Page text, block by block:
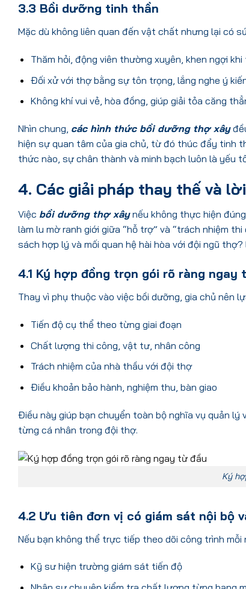
3.3 Bồi dưỡng tinh thần
Mặc dù không liên quan đến vật chất nhưng lại có
Thăm hỏi, động viên thường xuyên, khen ngợi
Đối xử với thợ bằng sự tôn trọng, lắng nghe ý
Không khí vui vẻ, hòa đồng, giúp giải tỏa căng
Nhìn chung, các hình thức bồi dưỡng thợ xây
hiện sự quan tâm của gia chủ, từ đó thúc đẩy tinh
thức nào, sự chân thành và minh bạch luôn là yếu
4. Các giải pháp thay thế và
Việc bồi dưỡng thợ xâynếu không thực hiện
làm lu mờ ranh giới giữa “hỗ trợ” và “trách nhiệm
sách hợp lý và mối quan hệ hài hòa với đội ngũ
4.1 Ký hợp đồng trọn gói rõ ràng ngay
Thay vì phụ thuộc vào việc bồi dưỡng, gia chủ nên
Tiến độ cụ thể theo từng giai đoạn
Chất lượng thi công, vật tư, nhân công
Trách nhiệm của nhà thầu với đội thợ
Điều khoản bảo hành, nghiệm thu, bàn giao
Điều này giúp bạn chuyển toàn bộ nghĩa vụ quản
từng cá nhân trong đội thợ.
Ký
4.2 Ưu tiên đơn vị có giám sát nội bộ
Nếu bạn không thể trực tiếp theo dõi công trình mỗi
Kỹ sư hiện trường giám sát tiến độ